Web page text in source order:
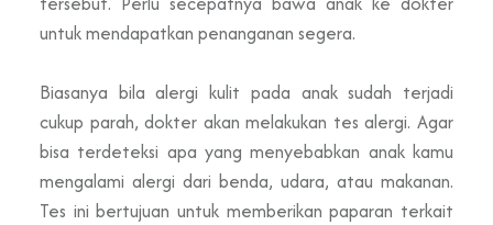
untuk mendapatkan penanganan segera.
Biasanya bila alergi kulit pada anak sudah terjadi
cukup parah, dokter akan melakukan tes alergi. Agar
bisa terdeteksi apa yang menyebabkan anak kamu
mengalami alergi dari benda, udara, atau makanan.
Tes ini bertujuan untuk memberikan paparan terkait